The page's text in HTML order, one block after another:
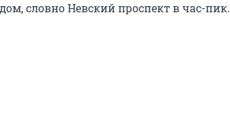
словно Невский проспект в час-пик.